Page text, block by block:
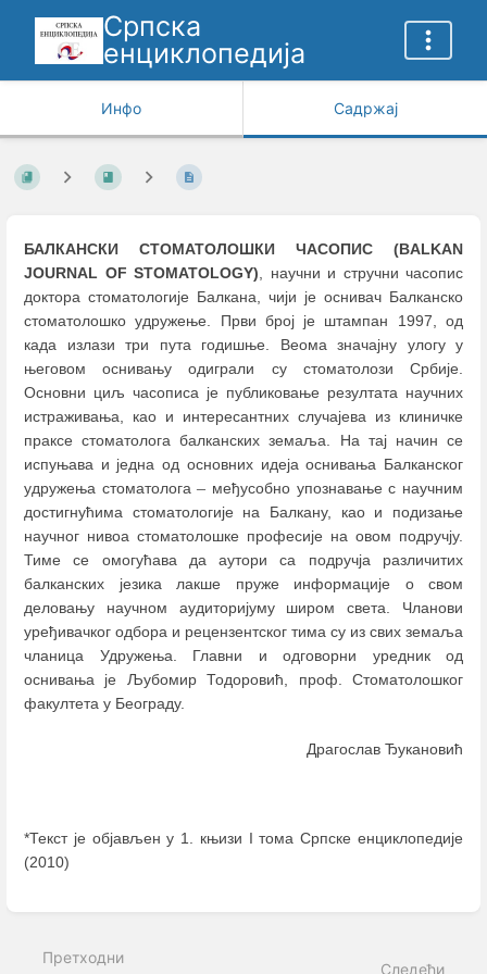
Српска
енциклопедија
Инфо Садржај
БАЛКАНСКИ СТОМАТОЛОШКИ ЧАСОПИС (BALKAN
JOURNAL OF STOMATOLOGY), научни и стручни часопис
доктора стоматологије Балкана, чији је оснивач Балканско
стоматолошко удружење. Први број је штампан 1997, од
када излази три пута годишње. Веома значајну улогу у
његовом оснивању одиграли су стоматолози Србије.
Основни циљ часописа је публиковање резултата научних
истраживања, као и интересантних случајева из клиничке
праксе стоматолога балканских земаља. На тај начин се
испуњава и једна од основних идеја оснивања Балканског
удружења стоматолога– међусобно упознавање с научним
достигнућима стоматологије на Балкану, као и подизање
научног нивоа стоматолошке професије на овом подручју.
Тиме се омогућава да аутори са подручја различитих
балканских језика лакше пруже информације о свом
деловању научном аудиторијуму широм света. Чланови
уређивачког одбора и рецензентског тима су из свих земaља
чланица Удружења. Главни и одговорни уредник од
оснивања је Љубомир Тодоровић, проф. Стоматолошког
факултета у Београду.
Драгослав Ђукановић
*Текст је објављен у 1. књизи I тома Српске енциклопедије
(2010)
mode
Претходни
Следећи